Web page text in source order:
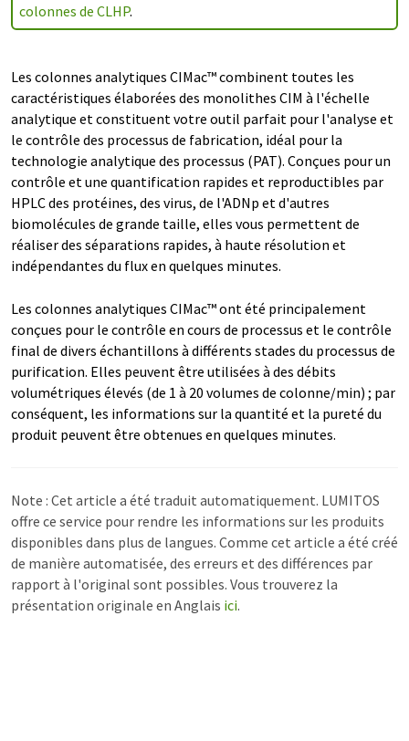
colonnes de CLHP.
Les colonnes analytiques CIMac™ combinent toutes les
caractéristiques élaborées des monolithes CIM à l'échelle
analytique et constituent votre outil parfait pour l'analyse et
le contrôle des processus de fabrication, idéal pour la
technologie analytique des processus (PAT). Conçues pour un
contrôle et une quantification rapides et reproductibles par
HPLC des protéines, des virus, de l'ADNp et d'autres
biomolécules de grande taille, elles vous permettent de
réaliser des séparations rapides, à haute résolution et
indépendantes du flux en quelques minutes.
Les colonnes analytiques CIMac™ ont été principalement
conçues pour le contrôle en cours de processus et le contrôle
final de divers échantillons à différents stades du processus de
purification. Elles peuvent être utilisées à des débits
volumétriques élevés (de 1 à 20 volumes de colonne/min) ; par
conséquent, les informations sur la quantité et la pureté du
produit peuvent être obtenues en quelques minutes.
Note : Cet article a été traduit automatiquement. LUMITOS
offre ce service pour rendre les informations sur les produits
disponibles dans plus de langues. Comme cet article a été créé
de manière automatisée, des erreurs et des différences par
rapport à l'original sont possibles. Vous trouverez la
présentation originale en Anglais ici.